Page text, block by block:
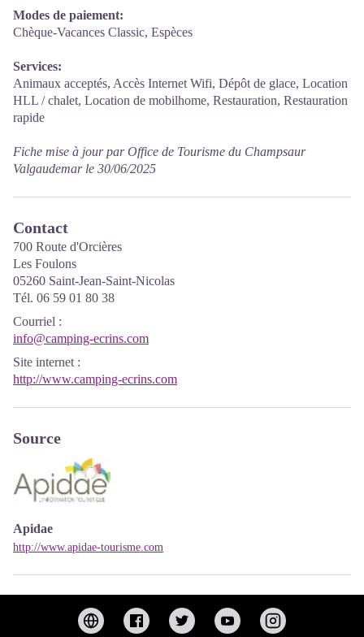
Modes de paiement:
Chèque-Vacances Classic, Espèces
Services:
Animaux acceptés, Accès Internet Wifi, Dépôt de glace, Location
HLL / chalet, Location de mobilhome, Restauration, Restauration
rapide
Fiche mise à jour par Office de Tourisme du Champsaur
Valgaudemar le 30/06/2025
Contact
700 Route d'Orcières
Les Foulons
05260 Saint-Jean-Saint-Nicolas
Tél. 06 59 01 80 38
Courriel :
info@camping-ecrins.com
Site internet :
http://www.camping-ecrins.com
Source
Apidae
http://www.apidae-tourisme.com